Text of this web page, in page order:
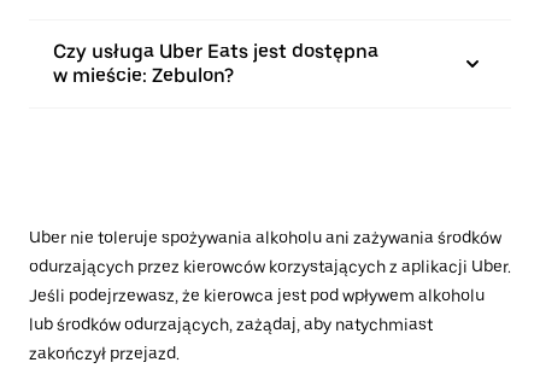
Czy usługa Uber Eats jest dostępna
w mieście: Zebulon?
Uber nie toleruje spożywania alkoholu ani zażywania środków
odurzających przez kierowców korzystających z aplikacji Uber.
Jeśli podejrzewasz, że kierowca jest pod wpływem alkoholu
lub środków odurzających, zażądaj, aby natychmiast
zakończył przejazd.